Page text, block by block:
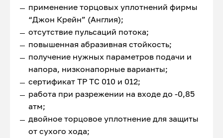
применение торцовых уплотнений фирмы
“Джон Крейн” (Англия);
отсутствие пульсаций потока;
повышенная абразивная стойкость;
получение нужных параметров подачи и
напора, низконапорные варианты;
сертификат ТР ТС 010 и 012;
работа при разрежении на входе до -0,85
атм;
двойное торцовое уплотнение для защиты
от сухого хода;